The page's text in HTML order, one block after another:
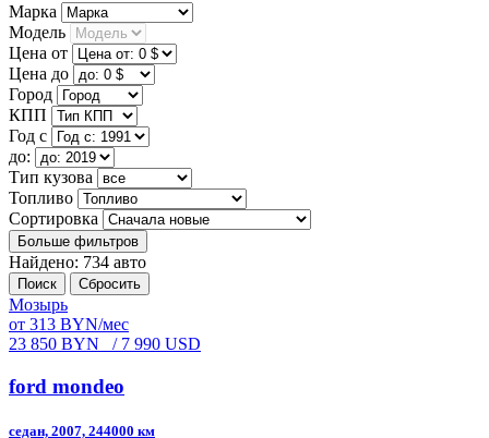
Марка
Модель
Цена от
Цена до
Город
КПП
Год с
до:
Тип кузова
Топливо
Сортировка
Больше фильтров
Найдено: 734 авто
Поиск Сбросить
Мозырь
от 313 BYN/мес
23 850 BYN
/ 7 990 USD
ford mondeo
седан, 2007, 244000 км